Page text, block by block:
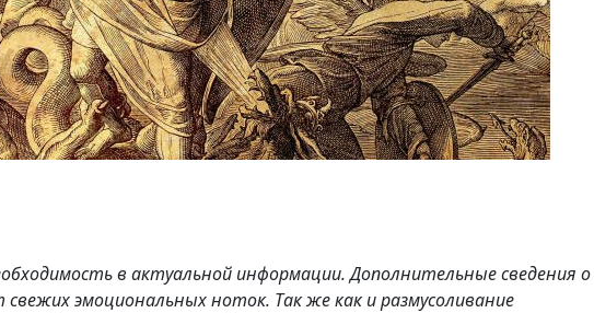
в актуальной информации. Дополнительные сведения о
эмоциональных ноток. Так же как и размусоливание